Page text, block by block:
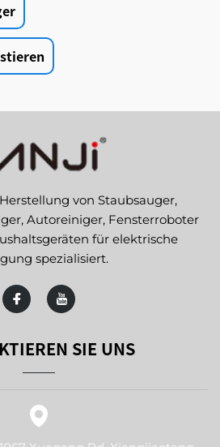
von Staubsauger,
Autoreiniger, Fensterroboter
für elektrische
spezialisiert.
SIE UNS